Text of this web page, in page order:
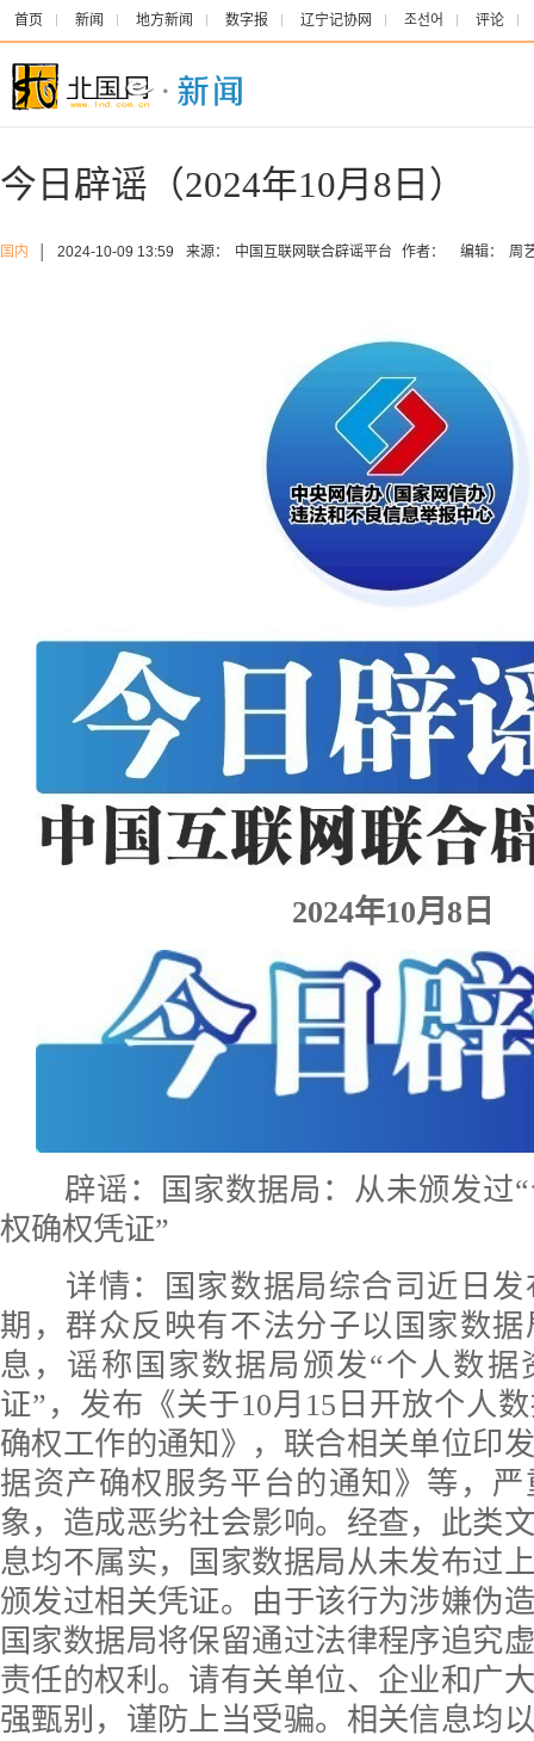
首页 新闻 地方新闻 数字报 辽宁记协网 조선어 评论
今日辟谣（2024年10月8日）
国内 2024-10-09 13:59 来源： 中国互联网联合辟谣平台 作者： 编辑： 周
2024年10月8日
辟谣：国家数据局：从未颁发过
权确权凭证”
详情：
国家数据局综合司近日
期，群众反映有不法分子以国家数
息，谣称国家数据局颁发“个人数据
证”，发布《关于10月15日开放个人
确权工作的通知》，联合相关单位印
据资产确权服务平台的通知》等，
象，造成恶劣社会影响。经查，此类
息均不属实，国家数据局从未发布过
颁发过相关凭证。由于该行为涉嫌伪
国家数据局将保留通过法律程序追究
责任的权利。请有关单位、企业和广
强甄别，谨防上当受骗。相关信息均